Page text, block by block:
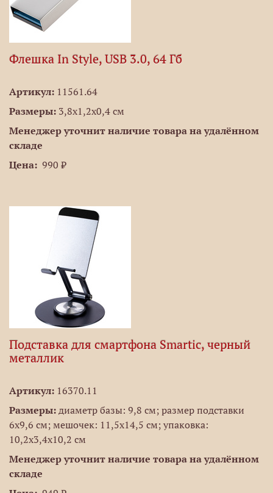
Флешка In Style, USB 3.0, 64 Гб
Артикул: 11561.64
Размеры: 3,8х1,2х0,4 см
Менеджер уточнит наличие товара на удалённом
складе
Цена: 990 ₽
Подставка для смартфона Smartic, черный
металлик
Артикул: 16370.11
Размеры: диаметр базы: 9,8 см; размер подставки
6x9,6 см; мешочек: 11,5x14,5 см; упаковка:
10,2x3,4x10,2 см
Менеджер уточнит наличие товара на удалённом
складе